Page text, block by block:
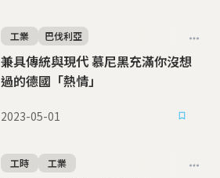
兼具傳統與現代 慕尼黑充滿你沒想
過的德國「熱情」
工業 巴伐利亞
2023-05-01
工時 工業